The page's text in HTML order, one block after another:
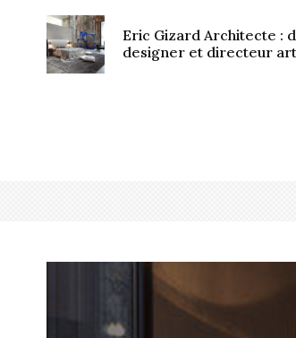
Eric Gizard Architecte :
designer et directeur